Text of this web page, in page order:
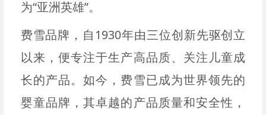
为“亚洲英雄”。
费雪品牌，自1930年由三位创新先驱创立
以来，便专注于生产高品质、关注儿童成
长的产品。如今，费雪已成为世界领先的
婴童品牌，其卓越的产品质量和安全性，